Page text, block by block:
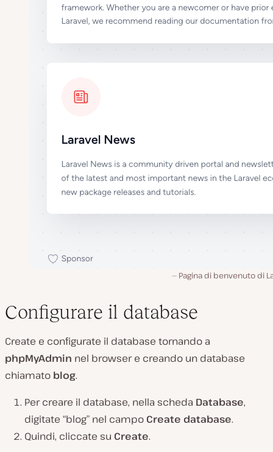
Pagina di benvenuto di
Configurare il database
Create e configurate il database tornando a
phpMyAdmin nel browser e creando un database
chiamato blog.
Per creare il database, nella scheda Database,
digitate “blog” nel campo Create database.
Quindi, cliccate su Create.